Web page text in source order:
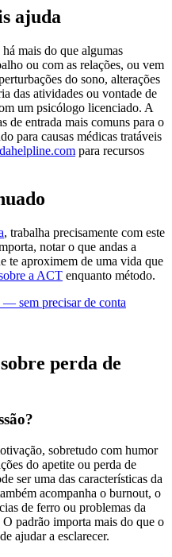
ajuda
mais do que algumas
ou com as relações, ou vem
do sono, alterações
das atividades ou vontade de
um psicólogo licenciado. A
de entrada mais comuns para o
para causas médicas tratáveis
para recursos
, trabalha precisamente com este
notar o que andas a
te aproximem de uma vida que
a ACT enquanto método.
— sem precisar de conta
perda de
sobretudo com humor
do apetite ou perda de
ser uma das características da
acompanha o burnout, o
de ferro ou problemas da
padrão importa mais do que o
ajudar a esclarecer.